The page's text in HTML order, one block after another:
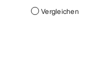
Vergleichen